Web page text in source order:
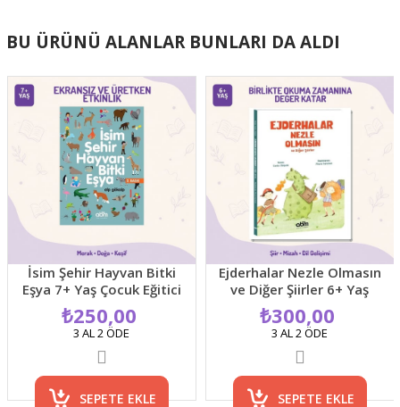
BU ÜRÜNÜ ALANLAR BUNLARI DA ALDI
İsim Şehir Hayvan Bitki
Eşya 7+ Yaş Çocuk Eğitici
Boyama ve Aktivite Kitabı
₺250,00
SEPETE EKLE
3 AL 2 ÖDE
Ejderhalar Nezle Olmasın
ve Diğer Şiirler 6+ Yaş
Sanat Temalı Çocuk Şiir
Kitabı
₺300,00
SEPETE EKLE
3 AL 2 ÖDE